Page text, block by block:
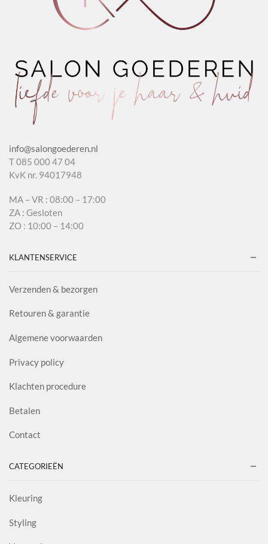
info@salongoederen.nl
T 085 000 47 04
KvK nr. 94017948
MA – VR : 08:00 – 17:00
ZA : Gesloten
ZO : 10:00 – 14:00
KLANTENSERVICE
Verzenden & bezorgen
Retouren & garantie
Algemene voorwaarden
Privacy policy
Klachten procedure
Betalen
Contact
CATEGORIEËN
Kleuring
Styling